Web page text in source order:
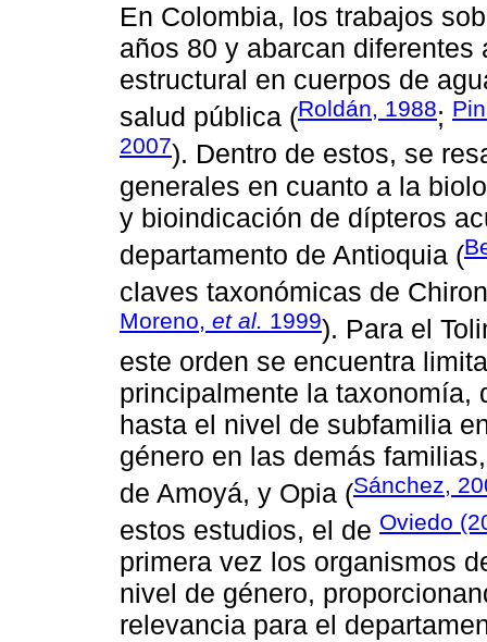
En Colombia, los trabajos
años 80 y abarcan
estructural en cuerpos de
salud pública (Roldán, 1988;
2007). Dentro de estos, se
generales en cuanto a la
y bioindicación de dípteros
departamento de Antioquia (
claves taxonómicas de
Moreno, et al. 1999). Para el
este orden se encuentra
principalmente la taxonomía,
hasta el nivel de subfamilia
género en las demás
de Amoyá, y Opia (Sánchez,
estos estudios, el de Oviedo
primera vez los organismos
nivel de género,
relevancia para el